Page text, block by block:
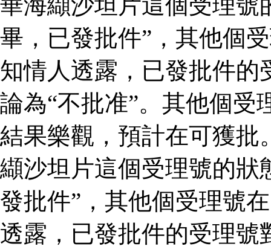
畢，已發批件”，其他個
知情人透露，已發批件的
論為“不批准”。其他個受
結果樂觀，預計在可獲批
纈沙坦片這個受理號的狀
發批件”，其他個受理號
透露，已發批件的受理號